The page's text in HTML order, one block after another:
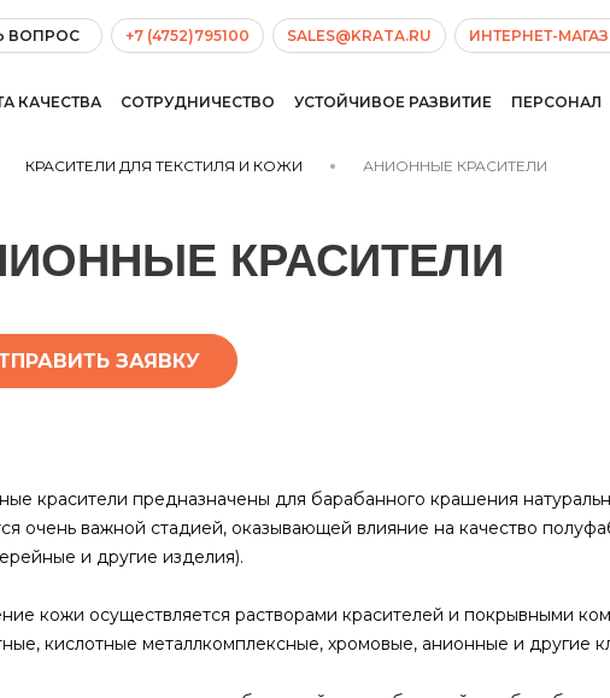
ВОПРОС +7 (4752)795100 SALES@KRATA.RU ИНТЕРНЕТ-
КАЧЕСТВА СОТРУДНИЧЕСТВО УСТОЙЧИВОЕ РАЗВИТИЕ ПЕРСОНАЛ
КРАСИТЕЛИ ДЛЯ ТЕКСТИЛЯ И КОЖИ АНИОННЫЕ КРАСИТЕЛИ
КРАСИТЕЛИ
ЗАЯВКУ
красители предназначены для барабанного крашения
очень важной стадией, оказывающей влияние на качество
и другие изделия).
кожи осуществляется растворами красителей и покрывными
кислотные металлкомплексные, хромовые, анионные и другие